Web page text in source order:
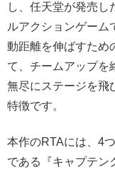
し、任天堂が発売し
ルアクションゲーム
動距離を伸ばすため
て、チームアップを
無尽にステージを飛
特徴です。
本作のRTAには、4
である『キャプテン